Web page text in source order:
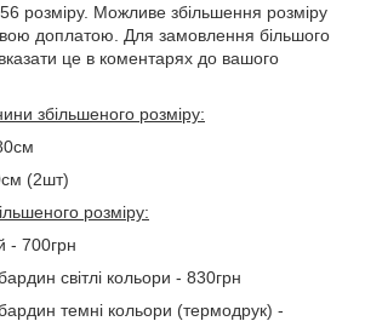
розміру. Можливе збільшення розміру
доплатою. Для замовлення більшого
це в коментарях до вашого
збільшеного розміру:
(2шт)
розміру:
- 700грн
світлі кольори - 830грн
темні кольори (термодрук) -